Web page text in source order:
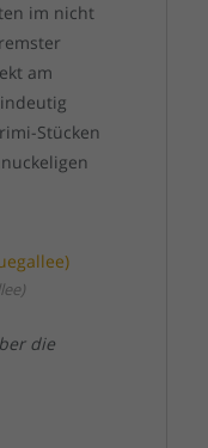
im nicht
am
Stücken
die